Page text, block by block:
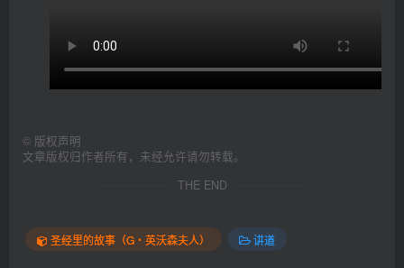
© 版权声明
文章版权归作者所有，未经允许请勿转载。
THE END
圣经里的故事（G‧英沃森夫人） 讲道